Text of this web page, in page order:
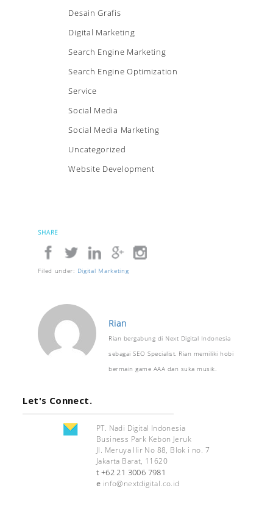
Desain Grafis
Digital Marketing
Search Engine Marketing
Search Engine Optimization
Service
Social Media
Social Media Marketing
Uncategorized
Website Development
SHARE
Filed under: Digital Marketing
Rian
Rian bergabung di Next Digital Indonesia
sebagai SEO Specialist. Rian memiliki hobi
bermain game AAA dan suka musik.
Let's Connect.
PT. Nadi Digital Indonesia
Business Park Kebon Jeruk
Jl. Meruya Ilir No 88, Blok i no. 7
Jakarta Barat, 11620
t +62 21 3006 7981
e info@nextdigital.co.id